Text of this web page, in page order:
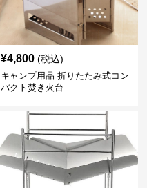
¥4,800 (税込)
キャンプ用品 折りたたみ式コン
パクト焚き火台